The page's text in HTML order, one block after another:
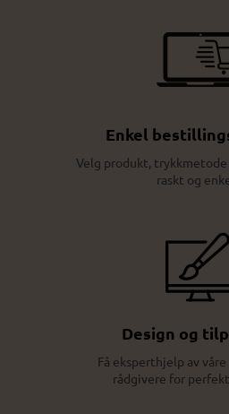
Enkel
Velg produkt, trykkmetode
raskt og
Design og
Få eksperthjelp av
rådgivere for